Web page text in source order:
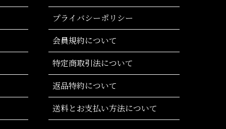
プライバシーポリシー
会員規約について
特定商取引法について
返品特約について
送料とお支払い方法について